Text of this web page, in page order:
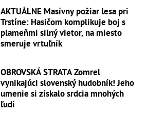
AKTUÁLNE Masívny požiar lesa pri
Trstíne: Hasičom komplikuje boj s
plameňmi silný vietor, na miesto
smeruje vrtuľník
OBROVSKÁ STRATA Zomrel
vynikajúci slovenský hudobník! Jeho
umenie si získalo srdcia mnohých
ľudí